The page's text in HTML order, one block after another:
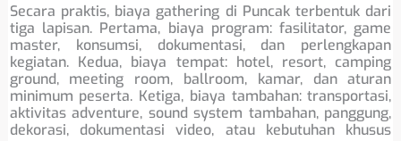
Secara praktis, biaya gathering di Puncak terbentuk dari
tiga lapisan. Pertama, biaya program: fasilitator, game
master, konsumsi, dokumentasi, dan perlengkapan
kegiatan. Kedua, biaya tempat: hotel, resort, camping
ground, meeting room, ballroom, kamar, dan aturan
minimum peserta. Ketiga, biaya tambahan: transportasi,
aktivitas adventure, sound system tambahan, panggung,
dekorasi, dokumentasi video, atau kebutuhan khusus